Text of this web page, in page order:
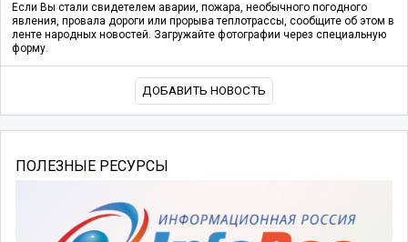
Если Вы стали свидетелем аварии, пожара, необычного погодного
явления, провала дороги или прорыва теплотрассы, сообщите об этом в
ленте народных новостей. Загружайте фотографии через специальную
форму.
ДОБАВИТЬ НОВОСТЬ
ПОЛЕЗНЫЕ РЕСУРСЫ